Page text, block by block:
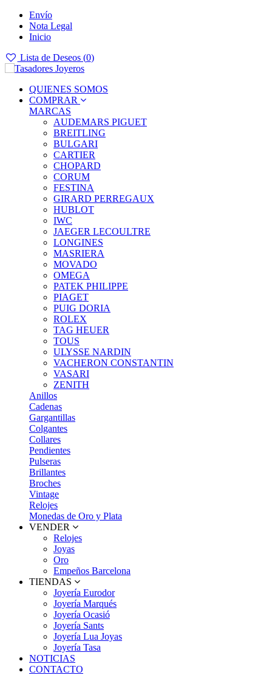
Envío
Nota Legal
Inicio
Lista de Deseos (0)
QUIENES SOMOS
COMPRAR
MARCAS
AUDEMARS PIGUET
BREITLING
BULGARI
CARTIER
CHOPARD
CORUM
FESTINA
GIRARD PERREGAUX
HUBLOT
IWC
JAEGER LECOULTRE
LONGINES
MASRIERA
MOVADO
OMEGA
PATEK PHILIPPE
PIAGET
PUIG DORIA
ROLEX
TAG HEUER
TOUS
ULYSSE NARDIN
VACHERON CONSTANTIN
VASARI
ZENITH
Anillos
Cadenas
Gargantillas
Colgantes
Collares
Pendientes
Pulseras
Brillantes
Broches
Vintage
Relojes
Monedas de Oro y Plata
VENDER
Relojes
Joyas
Oro
Empeños Barcelona
TIENDAS
Joyería Eurodor
Joyería Marqués
Joyería Ocasió
Joyería Sants
Joyería Lua Joyas
Joyería Tasa
NOTICIAS
CONTACTO